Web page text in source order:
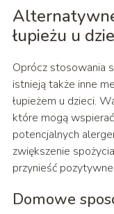
łupieżu u
Oprócz stosowania
istnieją także inne
łupieżem u dzieci.
które mogą
potencjalnych
zwiększenie
przynieść
Domowe